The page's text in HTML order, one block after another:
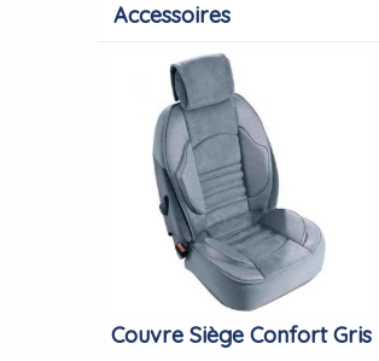
Accessoires
Couvre Siège Confort Gris